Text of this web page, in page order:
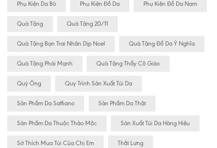
Phụ Kiện Da Bò Phụ Kiện Đồ Da Phụ Kiện Đồ Da Nam
Quà Tặng Quà Tặng 20/11
Quà Tặng Bạn Trai Nhân Dịp Noel Quà Tặng Đồ Da Ý Nghĩa
Quà Tặng Phái Mạnh Quà Tặng Thầy Cô Giáo
Quý Ông Quy Trình Sản Xuất Túi Da
Sản Phẩm Da Saffiano Sản Phẩm Da Thật
Sản Phẩm Da Thuộc Thảo Mộc Sản Xuất Túi Da Hàng Hiệu
Sở Thích Mua Túi Của Chị Em Thắt Lưng